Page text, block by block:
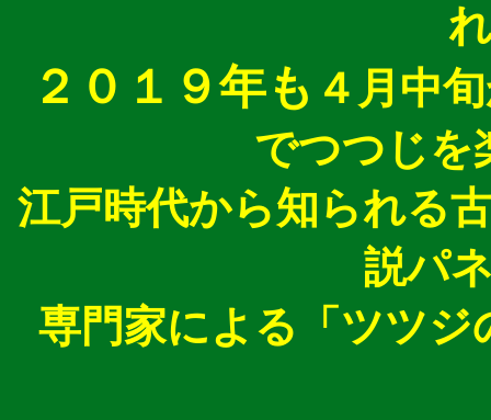
２０１９年も ４月中
でつつじを
江戸時代から知られる
説パ
専門家による「ツツ